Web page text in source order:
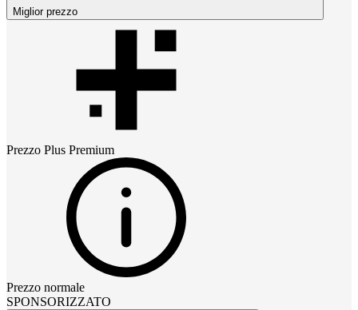
Miglior prezzo
Prezzo Plus Premium
Prezzo normale
SPONSORIZZATO